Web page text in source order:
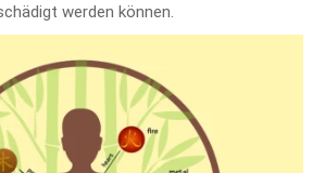
werden können.